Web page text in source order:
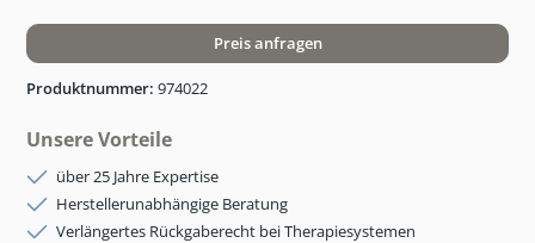
Preis anfragen
Produktnummer: 974022
Unsere Vorteile
über 25 Jahre Expertise
Herstellerunabhängige Beratung
Verlängertes Rückgaberecht bei Therapiesystemen